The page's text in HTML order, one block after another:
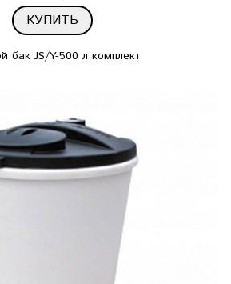
КУПИТЬ
бак JS/Y-500 л комплект